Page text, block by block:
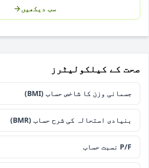
سب دیکھیں
صحت کے کیلکولیٹرز
جسمانی وزن کا شاخص حساب (BMI)
بنیادی استحالہ کی شرح حساب (BMR)
P/F نسبت حساب